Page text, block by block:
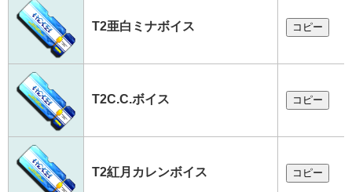
T2亜白ミナボイス コピー
T2C.C.ボイス コピー
T2紅月カレンボイス コピー